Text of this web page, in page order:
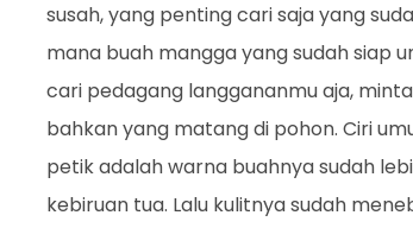
susah, yang penting cari saja yang
mana buah mangga yang sudah siap
cari pedagang langgananmu aja,
bahkan yang matang di pohon. Ciri
petik adalah warna buahnya sudah
kebiruan tua. Lalu kulitnya sudah